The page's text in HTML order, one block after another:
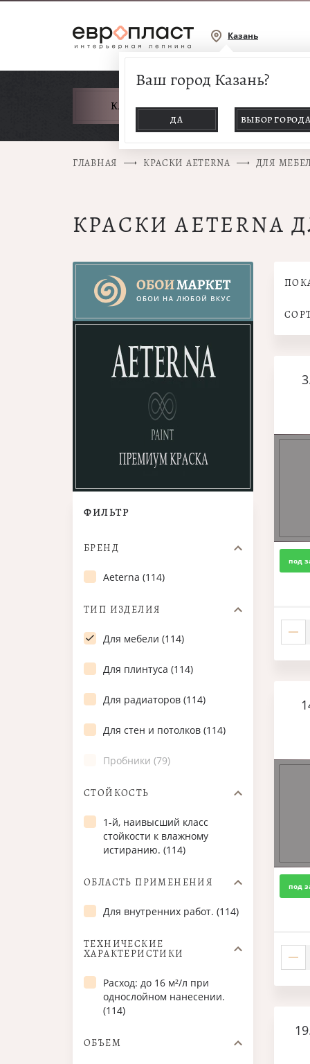
Казань
Ваш город Казань?
ДА ВЫБОР ГОРОДА
КАТАЛОГ ТОВАРОВ
ГЛАВНАЯ КРАСКИ AETERNA ДЛЯ
КРАСКИ AETERNA
ФИЛЬТР
БРЕНД
Aeterna (114)
ТИП ИЗДЕЛИЯ
Для мебели (114)
Для плинтуса (114)
Для радиаторов (114)
Для стен и потолков (114)
Пробники (79)
СТОЙКОСТЬ
1-й, наивысший класс
стойкости к влажному
истиранию. (114)
ОБЛАСТЬ ПРИМЕНЕНИЯ
Для внутренних работ. (114)
ТЕХНИЧЕСКИЕ
ХАРАКТЕРИСТИКИ
Расход: до 16 м²/л при
однослойном нанесении.
(114)
ОБЪЕМ
под
под